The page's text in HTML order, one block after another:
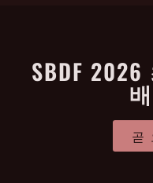
SBDF
곧